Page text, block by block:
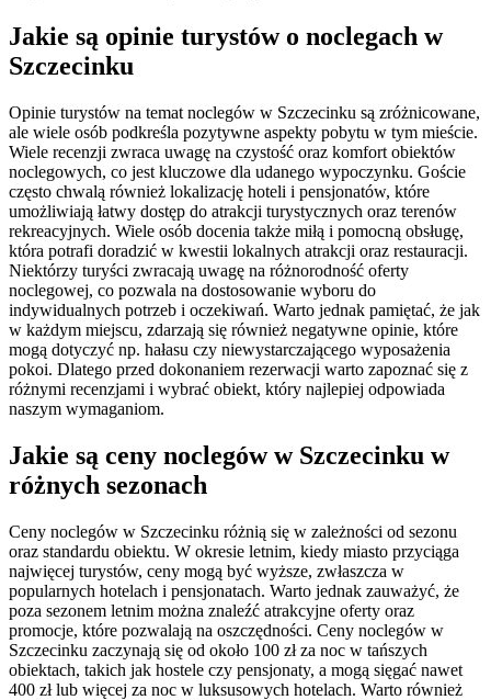
Jakie są opinie turystów o noclegach w
Szczecinku
Opinie turystów na temat noclegów w Szczecinku są zróżnicowane,
ale wiele osób podkreśla pozytywne aspekty pobytu w tym mieście.
Wiele recenzji zwraca uwagę na czystość oraz komfort obiektów
noclegowych, co jest kluczowe dla udanego wypoczynku. Goście
często chwalą również lokalizację hoteli i pensjonatów, które
umożliwiają łatwy dostęp do atrakcji turystycznych oraz terenów
rekreacyjnych. Wiele osób docenia także miłą i pomocną obsługę,
która potrafi doradzić w kwestii lokalnych atrakcji oraz restauracji.
Niektórzy turyści zwracają uwagę na różnorodność oferty
noclegowej, co pozwala na dostosowanie wyboru do
indywidualnych potrzeb i oczekiwań. Warto jednak pamiętać, że jak
w każdym miejscu, zdarzają się również negatywne opinie, które
mogą dotyczyć np. hałasu czy niewystarczającego wyposażenia
pokoi. Dlatego przed dokonaniem rezerwacji warto zapoznać się z
różnymi recenzjami i wybrać obiekt, który najlepiej odpowiada
naszym wymaganiom.
Jakie są ceny noclegów w Szczecinku w
różnych sezonach
Ceny noclegów w Szczecinku różnią się w zależności od sezonu
oraz standardu obiektu. W okresie letnim, kiedy miasto przyciąga
najwięcej turystów, ceny mogą być wyższe, zwłaszcza w
popularnych hotelach i pensjonatach. Warto jednak zauważyć, że
poza sezonem letnim można znaleźć atrakcyjne oferty oraz
promocje, które pozwalają na oszczędności. Ceny noclegów w
Szczecinku zaczynają się od około 100 zł za noc w tańszych
obiektach, takich jak hostele czy pensjonaty, a mogą sięgać nawet
400 zł lub więcej za noc w luksusowych hotelach. Warto również